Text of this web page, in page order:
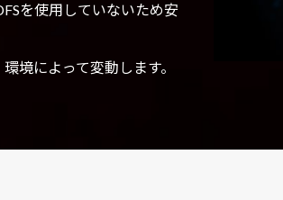
を使用していないため安
境によって変動します。